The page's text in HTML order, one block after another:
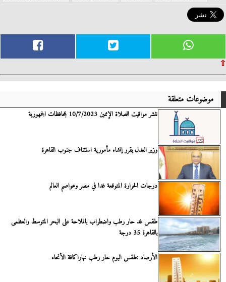
⇧
موضوعات متعلقة
ننشر مواقيت الصلاة الإثنين 10/7/2023 بمحافظات الجمهورية
وزير العدل يقرر إنشاء مأمورية استئناف جنوب القاهرة
درجات الحرارة المتوقعة غدا في مصر وعواصم العالم
طقس غد حار رطب واضطراب بالملاحة على البحر المتوسط والعظمى
بالقاهرة 35 درجة
الأرصاد :طقس اليوم حار رطب نهاراكافة الأنحاء